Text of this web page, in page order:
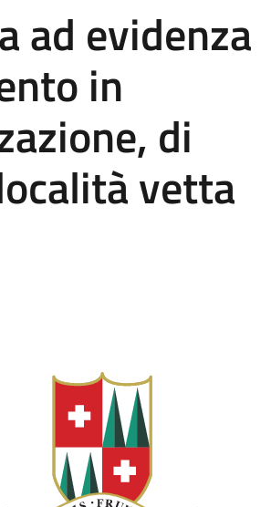
ad evidenza
in
di
vetta